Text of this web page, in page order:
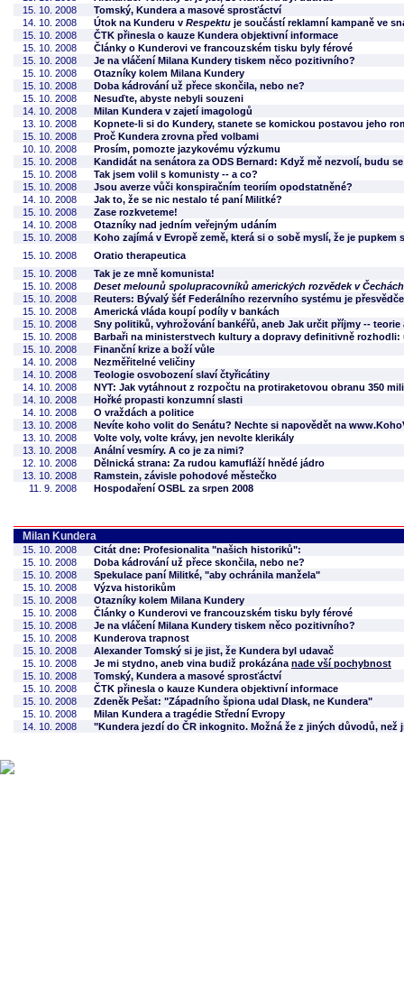
15. 10. 2008
Tomský, Kundera a masové sprosťáctví
14. 10. 2008
Útok na Kunderu v Respektu je součástí reklamní kampaně ve
15. 10. 2008
ČTK přinesla o kauze Kundera objektivní informace
15. 10. 2008
Články o Kunderovi ve francouzském tisku byly férové
15. 10. 2008
Je na vláčení Milana Kundery tiskem něco pozitivního?
15. 10. 2008
Otazníky kolem Milana Kundery
15. 10. 2008
Doba kádrování už přece skončila, nebo ne?
15. 10. 2008
Nesuďte, abyste nebyli souzeni
14. 10. 2008
Milan Kundera v zajetí imagologů
13. 10. 2008
Kopnete-li si do Kundery, stanete se komickou postavou jeho
15. 10. 2008
Proč Kundera zrovna před volbami
10. 10. 2008
Prosím, pomozte jazykovému výzkumu
15. 10. 2008
Kandidát na senátora za ODS Bernard: Když mě nezvolí, budu
15. 10. 2008
Tak jsem volil s komunisty -- a co?
15. 10. 2008
Jsou averze vůči konspiračním teoriím opodstatněné?
14. 10. 2008
Jak to, že se nic nestalo té paní Militké?
15. 10. 2008
Zase rozkveteme!
14. 10. 2008
Otazníky nad jedním veřejným udáním
15. 10. 2008
Koho zajímá v Evropě země, která si o sobě myslí, že je
15. 10. 2008
Oratio therapeutica
15. 10. 2008
Tak je ze mně komunista!
15. 10. 2008
Deset melounů spolupracovníků amerických rozvědek v Čechách
15. 10. 2008
Reuters: Bývalý šéf Federálního rezervního systému je
15. 10. 2008
Americká vláda koupí podíly v bankách
15. 10. 2008
Sny politiků, vyhrožování bankéřů, aneb Jak určit příjmy -- teorie
15. 10. 2008
Barbaři na ministerstvech kultury a dopravy definitivně
15. 10. 2008
Finanční krize a boží vůle
14. 10. 2008
Nezměřitelné veličiny
14. 10. 2008
Teologie osvobození slaví čtyřicátiny
14. 10. 2008
NYT: Jak vytáhnout z rozpočtu na protiraketovou obranu 350
14. 10. 2008
Hořké propasti konzumní slasti
14. 10. 2008
O vraždách a politice
13. 10. 2008
Nevíte koho volit do Senátu? Nechte si napovědět na
13. 10. 2008
Volte voly, volte krávy, jen nevolte klerikály
13. 10. 2008
Anální vesmíry. A co je za nimi?
12. 10. 2008
Dělnická strana: Za rudou kamufláží hnědé jádro
13. 10. 2008
Ramstein, závisle pohodové městečko
11. 9. 2008
Hospodaření OSBL za srpen 2008
Milan Kundera
15. 10. 2008
Citát dne: Profesionalita "našich historiků":
15. 10. 2008
Doba kádrování už přece skončila, nebo ne?
15. 10. 2008
Spekulace paní Militké, "aby ochránila manžela"
15. 10. 2008
Výzva historikům
15. 10. 2008
Otazníky kolem Milana Kundery
15. 10. 2008
Články o Kunderovi ve francouzském tisku byly férové
15. 10. 2008
Je na vláčení Milana Kundery tiskem něco pozitivního?
15. 10. 2008
Kunderova trapnost
15. 10. 2008
Alexander Tomský si je jist, že Kundera byl udavač
15. 10. 2008
Je mi stydno, aneb vina budiž prokázána nade vší pochybnost
15. 10. 2008
Tomský, Kundera a masové sprosťáctví
15. 10. 2008
ČTK přinesla o kauze Kundera objektivní informace
15. 10. 2008
Zdeněk Pešat: "Západního špiona udal Dlask, ne Kundera"
15. 10. 2008
Milan Kundera a tragédie Střední Evropy
14. 10. 2008
"Kundera jezdí do ČR inkognito. Možná že z jiných důvodů, než